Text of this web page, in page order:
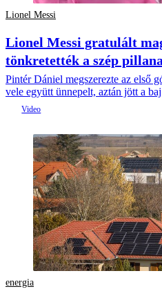
Lionel Messi
Lionel Messi gratulált
tönkretették a szép
Pintér Dániel megszerezte az első
vele együtt ünnepelt, aztán jött a
energia